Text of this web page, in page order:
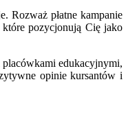
Rozważ płatne kampanie
pozycjonują Cię jako
placówkami edukacyjnymi,
opinie kursantów i